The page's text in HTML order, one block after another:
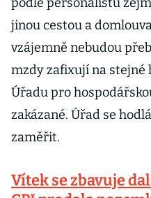
jinou cestou a
vzájemně nebudou
mzdy zafixují na stejné
Úřadu pro
zakázané. Úřad se
zaměřit.
Vítek se zbavuje